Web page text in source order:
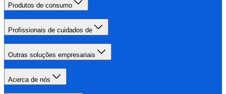
Produtos de consumo
Profissionais de cuidados de
Outras soluções empresariais
Acerca de nós